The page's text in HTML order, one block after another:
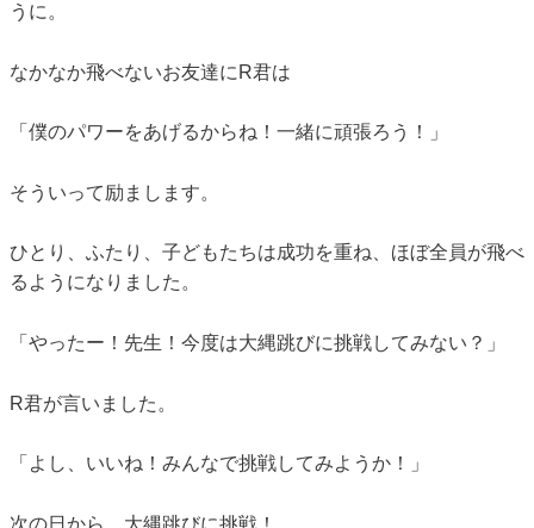
うに。
なかなか飛べないお友達にR君は
「僕のパワーをあげるからね！一緒に頑張ろう！」
そういって励まします。
ひとり、ふたり、子どもたちは成功を重ね、ほぼ全員が飛べ
るようになりました。
「やったー！先生！今度は大縄跳びに挑戦してみない？」
R君が言いました。
「よし、いいね！みんなで挑戦してみようか！」
次の日から、大縄跳びに挑戦！